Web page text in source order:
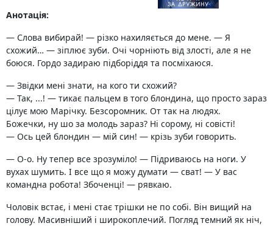
Анотація:
— Слова вибирай! — різко нахиляється до мене. — Я
схожий… — зіплює зуби. Очі чорніють від злості, але я не
боюся. Гордо задираю підборіддя та посміхаюся.
— Звідки мені знати, на кого ти схожий?
— Так, ...! — тикає пальцем в того блондина, що просто зараз
цілує мою Марічку. Безсоромник. От так на людях.
Божечки, ну шо за молодь зараз? Ні сорому, ні совісті!
— Ось цей блондин — мій син! — крізь зуби говорить.
— О-о. Ну тепер все зрозуміло! — Підриваюсь на ноги. У
вухах шумить. І все що я можу думати — сват! — У вас
командна робота! Збоченці! — рявкаю.
Чоловік встає, і мені стає трішки не по собі. Він вищий на
голову. Масивніший і широкоплечий. Погляд темний як ніч,